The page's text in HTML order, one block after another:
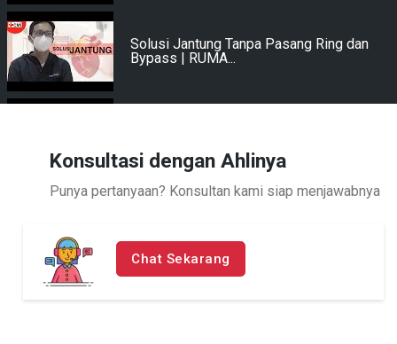
Solusi Jantung Tanpa Pasang Ring dan
Bypass | RUMA...
Tanpa Kemoterapi, Kanker Payudara
Konsultasi dengan Ahlinya
Punya pertanyaan? Konsultan kami siap menjawabnya
Chat Sekarang